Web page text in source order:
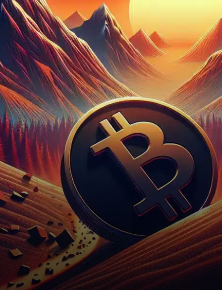
Le 19 novembre 2025, le prix
du Bitcoin a chuté sous les
100 000 dollars, un seuil
psychologique important
qu’il…